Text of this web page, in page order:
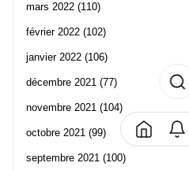
mars 2022 (110)
février 2022 (102)
janvier 2022 (106)
décembre 2021 (77)
novembre 2021 (104)
octobre 2021 (99)
septembre 2021 (100)